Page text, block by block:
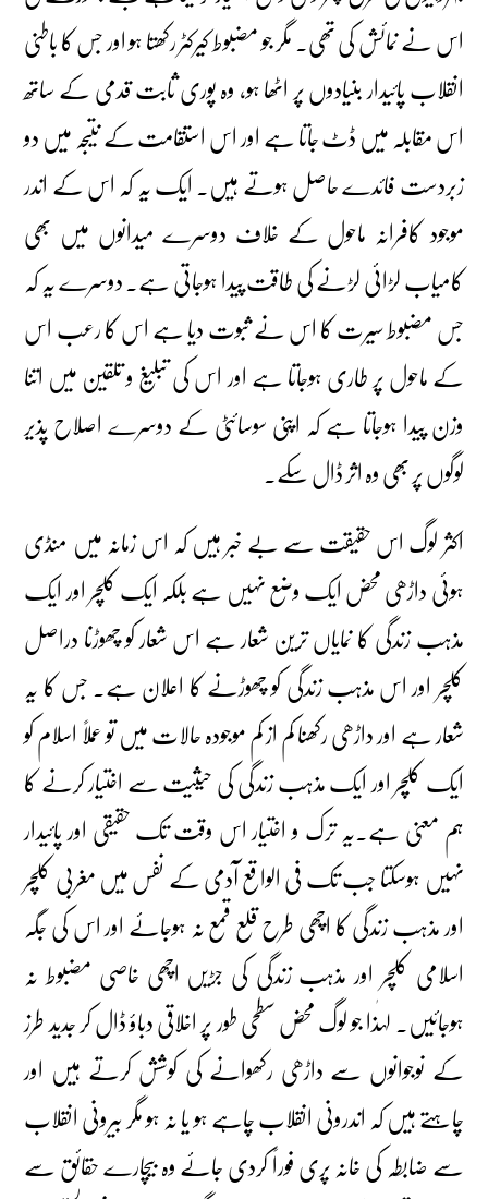
اس نے نمائش کی تھی۔ مگر جو مضبوط کیرکٹر رکھتا ہو اور جس کا باطنی
انقلاب پائیدار بنیادوں پر اٹھا ہو، وہ پوری ثابت قدمی کے ساتھ
اس مقابلہ میں ڈٹ جاتا ہے اور اس استقامت کے نتیجہ میں دو
زبردست فائدے حاصل ہوتے ہیں۔ ایک یہ کہ اس کے اندر
موجود کافرانہ ماحول کے خلاف دوسرے میدانوں میں بھی
کامیاب لڑائی لڑنے کی طاقت پیدا ہوجاتی ہے۔ دوسرے یہ کہ
جس مضبوط سیرت کا اس نے ثبوت دیا ہے اس کا رعب اس
کے ماحول پر طاری ہوجاتا ہے اور اس کی تبلیغ و تلقین میں اتنا
وزن پیدا ہوجاتا ہے کہ اپنی سوسائٹی کے دوسرے اصلاح پذیر
لوگوں پر بھی وہ اثر ڈال سکے۔
اکثر لوگ اس حقیقت سے بے خبر ہیں کہ اس زمانہ میں منڈی
ہوئی داڑھی محض ایک وضع نہیں ہے بلکہ ایک کلچر اور ایک
مذہب زندگی کا نمایاں ترین شعار ہے اس شعار کو چھوڑنا دراصل
کلچر اور اس مذہب زندگی کو چھوڑنے کا اعلان ہے۔ جس کا یہ
شعار ہے اور داڑھی رکھنا کم از کم موجودہ حالات میں تو عملاً اسلام کو
ایک کلچر اور ایک مذہب زندگی کی حیثیت سے اختیار کرنے کا
ہم معنی ہے۔یہ ترک و اختیار اس وقت تک حقیقی اور پائیدار
نہیں ہوسکتا جب تک فی الواقع آدمی کے نفس میں مغربی کلچر
اور مذہب زندگی کا اچھی طرح قلع قمع نہ ہوجائے اور اس کی جگہ
اسلامی کلچر اور مذہب زندگی کی جڑیں اچھی خاصی مضبوط نہ
ہوجائیں۔ لہٰذا جو لوگ محض سطحی طور پر اخلاقی دباؤ ڈال کر جدید طرز
کے نوجوانوں سے داڑھی رکھوانے کی کوشش کرتے ہیں اور
چاہتے ہیں کہ اندرونی انقلاب چاہے ہو یا نہ ہو مگر بیرونی انقلاب
سے ضابطہ کی خانہ پری فوراً کردی جائے وہ بیچارے حقائق سے